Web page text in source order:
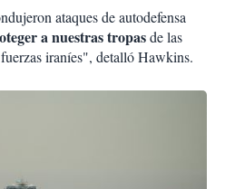
ataques de autodefensa
a nuestras tropasde las
iraníes", detalló Hawkins.